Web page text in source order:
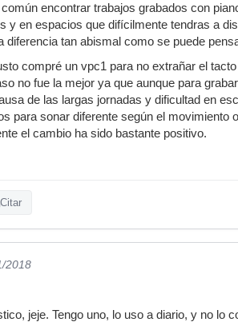
encontrar trabajos grabados con
y en espacios que difícilmente tendras a
diferencia tan abismal como se puede
compré un vpc1 para no extrañar el
no fue la mejor ya que aunque para
de las largas jornadas y dificultad en
para sonar diferente según el movimiento
el cambio ha sido bastante positivo.
Citar
2018
jeje. Tengo uno, lo uso a diario, y no lo